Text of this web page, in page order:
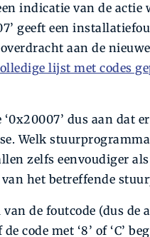
indicatie van de
geeft een
aan de
lijst met codes
dus aan dat
Welk
zelfs eenvoudiger
het betreffende
de foutcode (dus de
de code met ‘8’ of ‘C’